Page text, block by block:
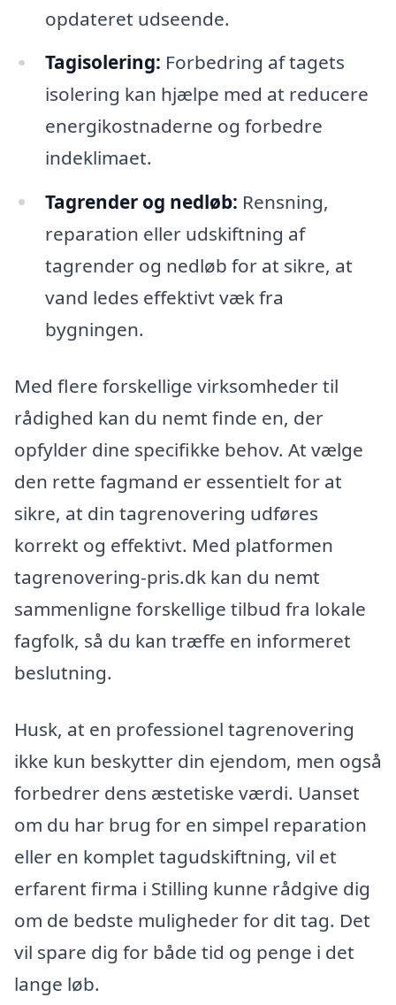
opdateret udseende.
Tagisolering: Forbedring af tagets
isolering kan hjælpe med at reducere
energikostnaderne og forbedre
indeklimaet.
Tagrender og nedløb: Rensning,
reparation eller udskiftning af
tagrender og nedløb for at sikre, at
vand ledes effektivt væk fra
bygningen.
Med flere forskellige virksomheder til
rådighed kan du nemt finde en, der
opfylder dine specifikke behov. At vælge
den rette fagmand er essentielt for at
sikre, at din tagrenovering udføres
korrekt og effektivt. Med platformen
tagrenovering-pris.dk kan du nemt
sammenligne forskellige tilbud fra lokale
fagfolk, så du kan træffe en informeret
beslutning.
Husk, at en professionel tagrenovering
ikke kun beskytter din ejendom, men også
forbedrer dens æstetiske værdi. Uanset
om du har brug for en simpel reparation
eller en komplet tagudskiftning, vil et
erfarent firma i Stilling kunne rådgive dig
om de bedste muligheder for dit tag. Det
vil spare dig for både tid og penge i det
lange løb.